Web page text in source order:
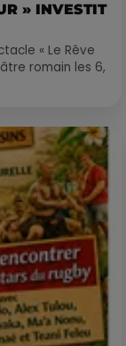
» INVESTIT
« Le Rêve
romain les 6,